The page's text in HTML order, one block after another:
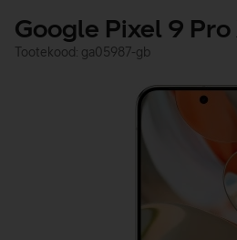
Google Pixel 9 Pro
Tootekood: ga05987-gb